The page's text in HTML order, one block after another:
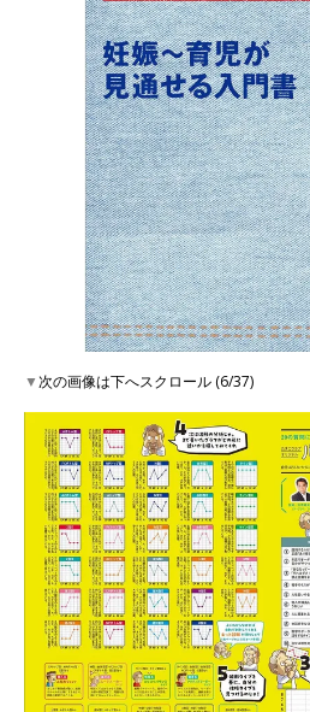
▼次の画像は下へスクロール (6/37)